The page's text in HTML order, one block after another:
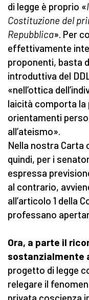
di legge è proprio «
Costituzione del
Repubblica». Per
effettivamente
proponenti, basta
introduttiva del
«nell’ottica
laicità comporta la
orientamenti
all’ateismo».
Nella nostra Carta
quindi, per i
espressa
al contrario,
all’articolo 1 della
professano
Ora, a parte il
sostanzialmente
progetto di legge
relegare il